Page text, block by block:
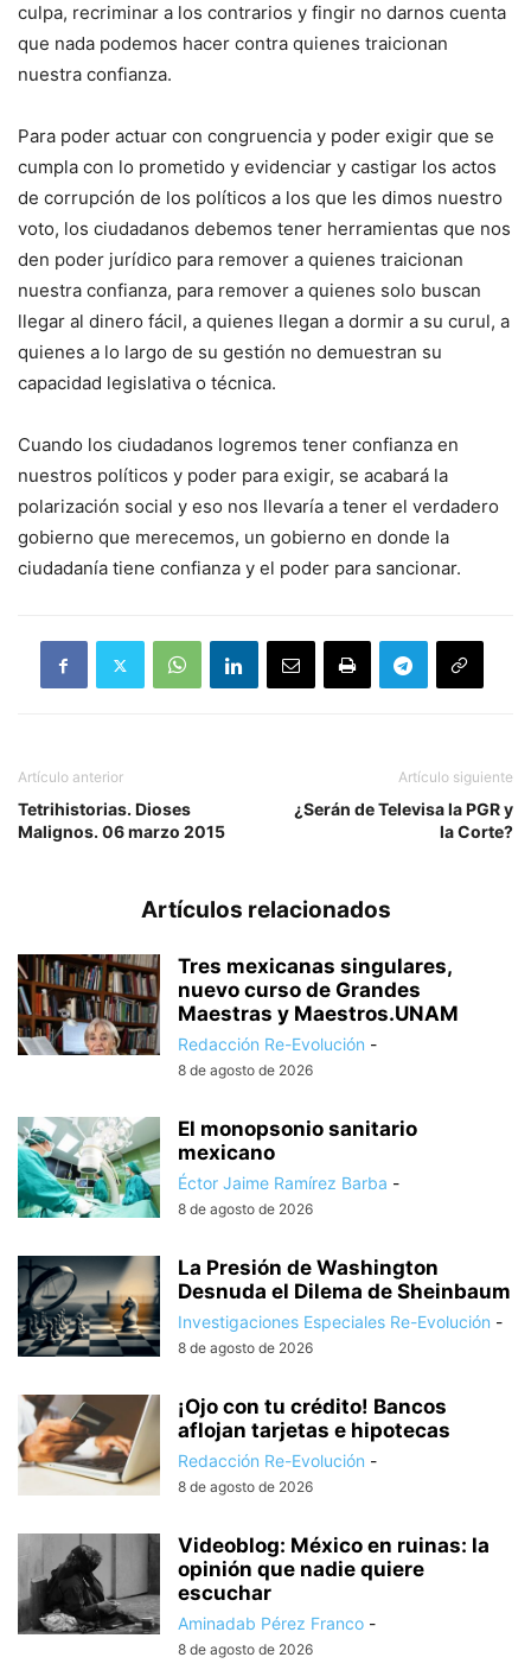
culpa, recriminar a los contrarios y fingir no darnos cuenta
que nada podemos hacer contra quienes traicionan
nuestra confianza.
Para poder actuar con congruencia y poder exigir que se
cumpla con lo prometido y evidenciar y castigar los actos
de corrupción de los políticos a los que les dimos nuestro
voto, los ciudadanos debemos tener herramientas que nos
den poder jurídico para remover a quienes traicionan
nuestra confianza, para remover a quienes solo buscan
llegar al dinero fácil, a quienes llegan a dormir a su curul, a
quienes a lo largo de su gestión no demuestran su
capacidad legislativa o técnica.
Cuando los ciudadanos logremos tener confianza en
nuestros políticos y poder para exigir, se acabará la
polarización social y eso nos llevaría a tener el verdadero
gobierno que merecemos, un gobierno en donde la
ciudadanía tiene confianza y el poder para sancionar.
Artículo anterior
Tetrihistorias. Dioses
Malignos. 06 marzo 2015
Artículo siguiente
¿Serán de Televisa la PGR y
la Corte?
Artículos relacionados
Tres mexicanas singulares,
nuevo curso de Grandes
Maestras y Maestros.UNAM
Redacción Re-Evolución -
8 de agosto de 2026
El monopsonio sanitario
mexicano
Éctor Jaime Ramírez Barba -
8 de agosto de 2026
La Presión de Washington
Desnuda el Dilema de Sheinbaum
Investigaciones Especiales Re-Evolución -
8 de agosto de 2026
¡Ojo con tu crédito! Bancos
aflojan tarjetas e hipotecas
Redacción Re-Evolución -
8 de agosto de 2026
Videoblog: México en ruinas: la
opinión que nadie quiere
escuchar
Aminadab Pérez Franco -
8 de agosto de 2026